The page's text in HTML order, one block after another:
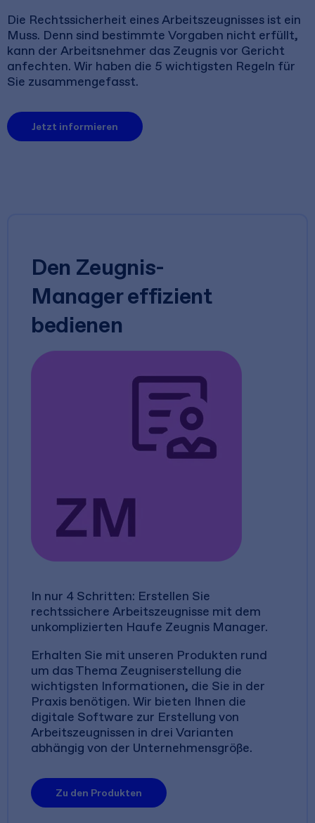
Die Rechtssicherheit eines Arbeitszeugnisses ist ein
Muss. Denn sind bestimmte Vorgaben nicht erfüllt,
kann der Arbeitsnehmer das Zeugnis vor Gericht
anfechten. Wir haben die 5 wichtigsten Regeln für
Sie zusammengefasst.
Jetzt informieren
Den Zeugnis-
Manager effizient
bedienen
In nur 4 Schritten: Erstellen Sie
rechtssichere Arbeitszeugnisse mit dem
unkomplizierten Haufe Zeugnis Manager.
Erhalten Sie mit unseren Produkten rund
um das Thema Zeugniserstellung die
wichtigsten Informationen, die Sie in der
Praxis benötigen. Wir bieten Ihnen die
digitale Software zur Erstellung von
Arbeitszeugnissen in drei Varianten
abhängig von der Unternehmensgröße.
Zu den Produkten